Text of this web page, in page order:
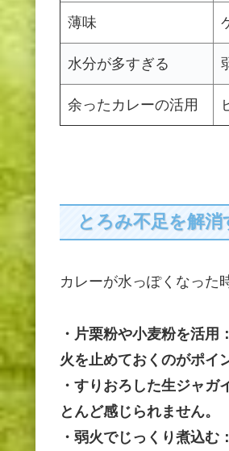
薄味
水分が多すぎる
余ったカレーの活用
とろみ不足を解
カレーが水っぽくなった
・片栗粉や小麦粉を活
火を止めておくのがポイ
・すりおろした生ジャ
とんど感じられません。
・弱火でじっくり煮込